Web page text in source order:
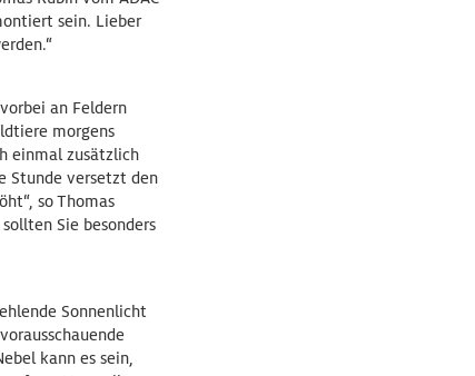
sein. Lieber
an Feldern
morgens
einmal zusätzlich
Stunde versetzt den
so Thomas
Sie besonders
Sonnenlicht
kann es sein,